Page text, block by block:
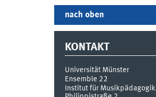
nach oben
KONTAKT
Universität Münster
Ensemble 22
Institut für Musikpädagogik